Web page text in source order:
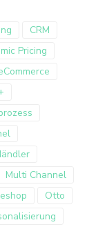
CRM
Pricing
Multi Channel
Otto